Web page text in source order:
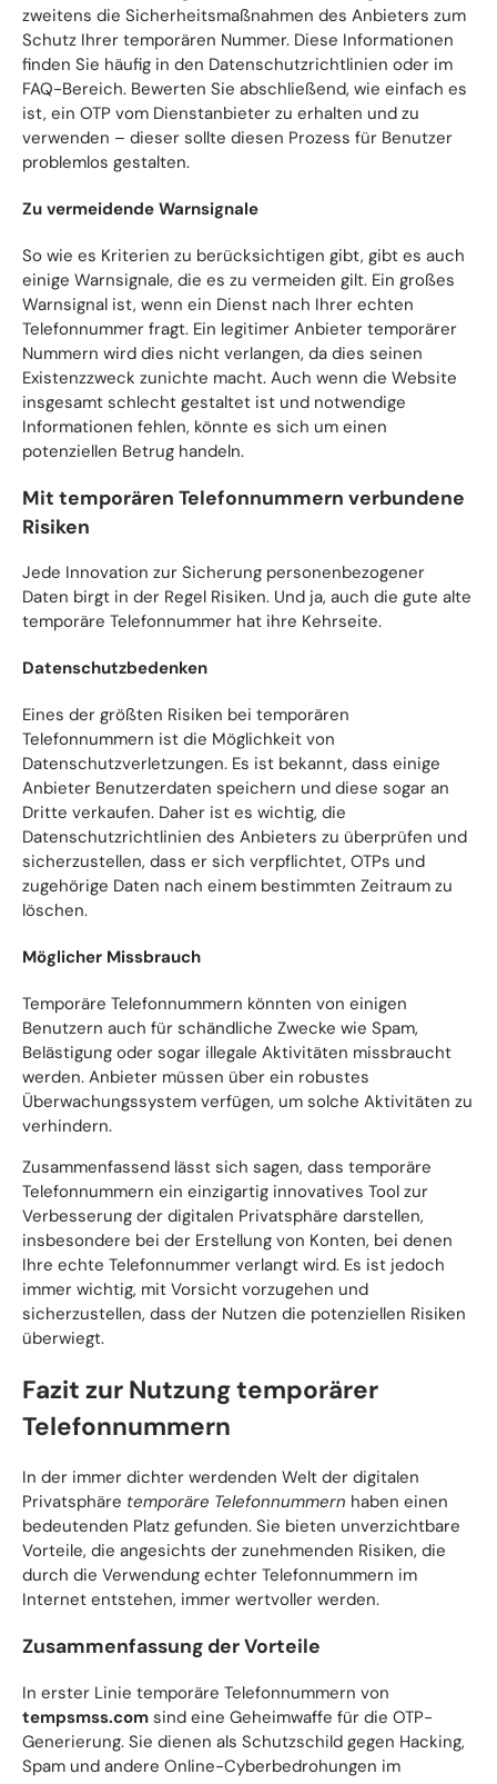
zweitens die Sicherheitsmaßnahmen des Anbieters zum
Schutz Ihrer temporären Nummer. Diese Informationen
finden Sie häufig in den Datenschutzrichtlinien oder im
FAQ-Bereich. Bewerten Sie abschließend, wie einfach es
ist, ein OTP vom Dienstanbieter zu erhalten und zu
verwenden – dieser sollte diesen Prozess für Benutzer
problemlos gestalten.
Zu vermeidende Warnsignale
So wie es Kriterien zu berücksichtigen gibt, gibt es auch
einige Warnsignale, die es zu vermeiden gilt. Ein großes
Warnsignal ist, wenn ein Dienst nach Ihrer echten
Telefonnummer fragt. Ein legitimer Anbieter temporärer
Nummern wird dies nicht verlangen, da dies seinen
Existenzzweck zunichte macht. Auch wenn die Website
insgesamt schlecht gestaltet ist und notwendige
Informationen fehlen, könnte es sich um einen
potenziellen Betrug handeln.
Mit temporären Telefonnummern verbundene
Risiken
Jede Innovation zur Sicherung personenbezogener
Daten birgt in der Regel Risiken. Und ja, auch die gute alte
temporäre Telefonnummer hat ihre Kehrseite.
Datenschutzbedenken
Eines der größten Risiken bei temporären
Telefonnummern ist die Möglichkeit von
Datenschutzverletzungen. Es ist bekannt, dass einige
Anbieter Benutzerdaten speichern und diese sogar an
Dritte verkaufen. Daher ist es wichtig, die
Datenschutzrichtlinien des Anbieters zu überprüfen und
sicherzustellen, dass er sich verpflichtet, OTPs und
zugehörige Daten nach einem bestimmten Zeitraum zu
löschen.
Möglicher Missbrauch
Temporäre Telefonnummern könnten von einigen
Benutzern auch für schändliche Zwecke wie Spam,
Belästigung oder sogar illegale Aktivitäten missbraucht
werden. Anbieter müssen über ein robustes
Überwachungssystem verfügen, um solche Aktivitäten zu
verhindern.
Zusammenfassend lässt sich sagen, dass temporäre
Telefonnummern ein einzigartig innovatives Tool zur
Verbesserung der digitalen Privatsphäre darstellen,
insbesondere bei der Erstellung von Konten, bei denen
Ihre echte Telefonnummer verlangt wird. Es ist jedoch
immer wichtig, mit Vorsicht vorzugehen und
sicherzustellen, dass der Nutzen die potenziellen Risiken
überwiegt.
Fazit zur Nutzung temporärer
Telefonnummern
In der immer dichter werdenden Welt der digitalen
Privatsphäre temporäre Telefonnummern haben einen
bedeutenden Platz gefunden. Sie bieten unverzichtbare
Vorteile, die angesichts der zunehmenden Risiken, die
durch die Verwendung echter Telefonnummern im
Internet entstehen, immer wertvoller werden.
Zusammenfassung der Vorteile
In erster Linie temporäre Telefonnummern von
tempsmss.com sind eine Geheimwaffe für die OTP-
Generierung. Sie dienen als Schutzschild gegen Hacking,
Spam und andere Online-Cyberbedrohungen im